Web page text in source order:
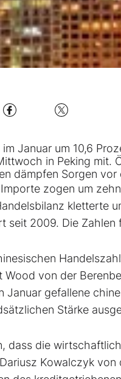
Januar um 10,6
in Peking mit.
dämpfen Sorgen
zogen um
kletterte
seit 2009. Die
Wood von der
Januar gefallene
Stärke
dass die
Kowalczyk